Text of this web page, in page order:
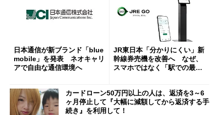
日本通信が新ブランド「blue
mobile」を発表 ネオキャリ
アで自由な通信環境へ
JR東日本「分かりにくい」新
幹線券売機を改善へ なぜ、
スマホではなく「駅での最短
カードローン50万円以上の人は、返済を3～6
ヶ月停止して『大幅に減額してから返済する手
続き』を利用して！